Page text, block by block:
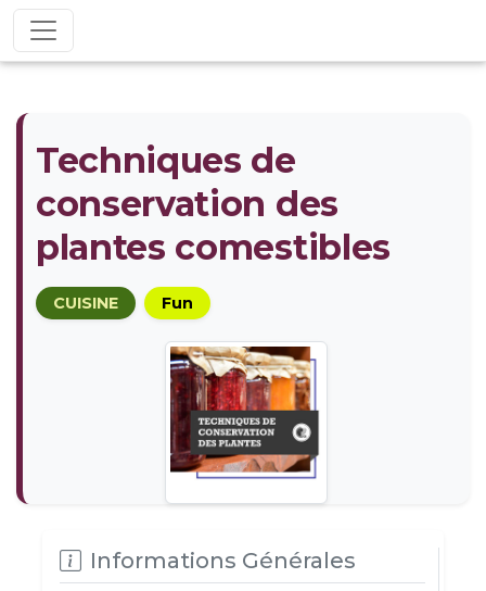
Techniques de
conservation des
plantes comestibles
CUISINE Fun
Informations Générales